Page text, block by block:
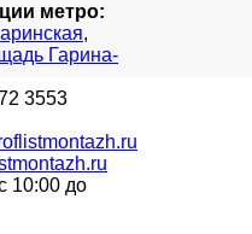
метро:
,
Гарина-
3553
10:00 до